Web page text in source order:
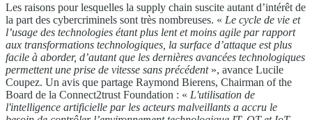
Les raisons pour lesquelles la supply chain suscite autant d’intérêt de
la part des cybercriminels sont très nombreuses. « Le cycle de vie et
l’usage des technologies étant plus lent et moins agile par rapport
aux transformations technologiques, la surface d’attaque est plus
facile à aborder, d’autant que les dernières avancées technologiques
permettent une prise de vitesse sans précédent», avance Lucile
Coupez. Un avis que partage Raymond Bierens, Chairman of the
Board de la Connect2trust Foundation : « L'utilisation de
l'intelligence artificielle par les acteurs malveillants a accru le